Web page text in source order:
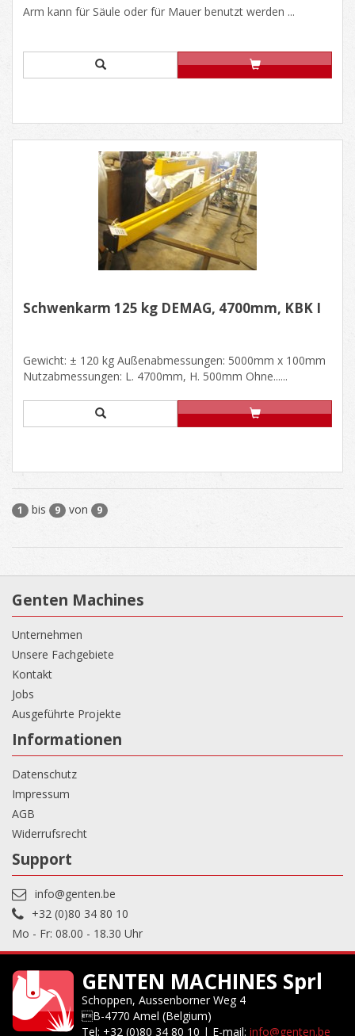
Arm kann für Säule oder für Mauer benutzt werden ...
Schwenkarm 125 kg DEMAG, 4700mm, KBK I
Gewicht: ± 120 kg Außenabmessungen: 5000mm x 100mm
Nutzabmessungen: L. 4700mm, H. 500mm Ohne......
1 bis 9 von 9
Genten Machines
Unternehmen
Unsere Fachgebiete
Kontakt
Jobs
Ausgeführte Projekte
Informationen
Datenschutz
Impressum
AGB
Widerrufsrecht
Support
info@genten.be
+32 (0)80 34 80 10
Mo - Fr: 08.00 - 18.30 Uhr
GENTEN MACHINES Sprl
Schoppen, Aussenborner Weg 4
B-4770 Amel (Belgium)
Tel: +32 (0)80 34 80 10 | E-mail: info@genten.be